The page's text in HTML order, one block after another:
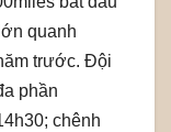
quanh
trước. Đội
phần
chênh